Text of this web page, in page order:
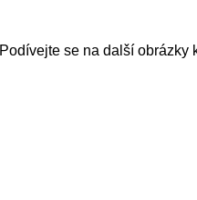
Podívejte se na další obrázky